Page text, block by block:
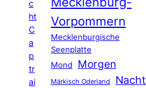
c
ht
C
a
p
tr
ai
Vorpommern
Mecklenburgische
Seenplatte
Mond
Morgen
Märkisch Oderland Nacht